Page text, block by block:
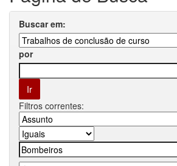
Buscar em:
por
Filtros correntes: